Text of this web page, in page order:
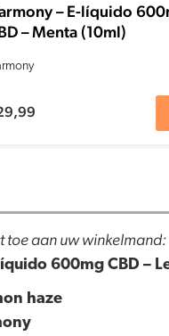
– E-líquido
– Menta (10ml)
toe aan uw winkelmand:
600mg CBD –
haze